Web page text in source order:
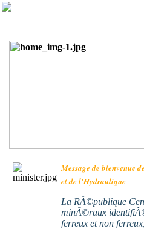
Message de bienvenue
et de l'Hydraulique
La RÃ©publique
minÃ©raux
ferreux et non